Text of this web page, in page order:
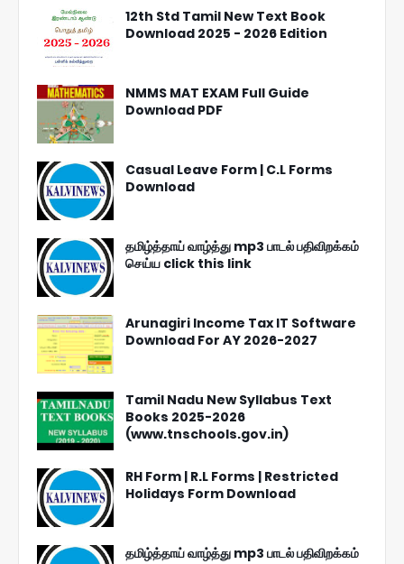
12th Std Tamil New Text Book
Download 2025 - 2026 Edition
NMMS MAT EXAM Full Guide
Download PDF
Casual Leave Form | C.L Forms
Download
தமிழ்த்தாய் வாழ்த்து mp3 பாடல் பதிவிறக்கம்
செய்ய click this link
Arunagiri Income Tax IT Software
Download For AY 2026-2027
Tamil Nadu New Syllabus Text
Books 2025-2026
(www.tnschools.gov.in)
RH Form | R.L Forms | Restricted
Holidays Form Download
தமிழ்த்தாய் வாழ்த்து mp3 பாடல் பதிவிறக்கம்